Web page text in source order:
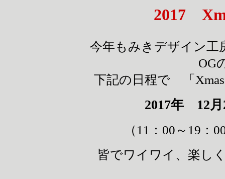
2017
今年もみきデザイン工
OG
下記の日程で 「
2017年 12月
（11：00～19：
皆でワイワイ、楽し